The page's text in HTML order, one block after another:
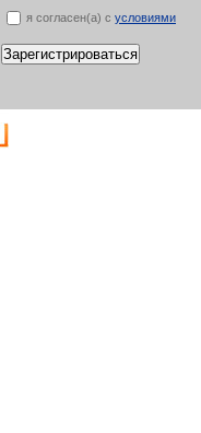
я согласен(а) с условиями
Зарегистрироваться